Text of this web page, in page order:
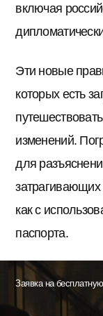
включая
Эти новые
которых есть
изменений.
для
как с
паспорта.
Заявка на